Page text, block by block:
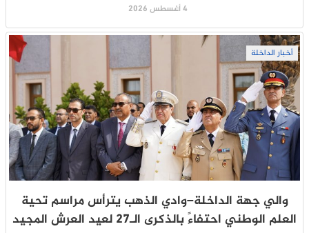
4 أغسطس 2026
أخبار الداخلة
والي جهة الداخلة–وادي الذهب يترأس مراسم تحية
العلم الوطني احتفاءً بالذكرى الـ27 لعيد العرش المجيد